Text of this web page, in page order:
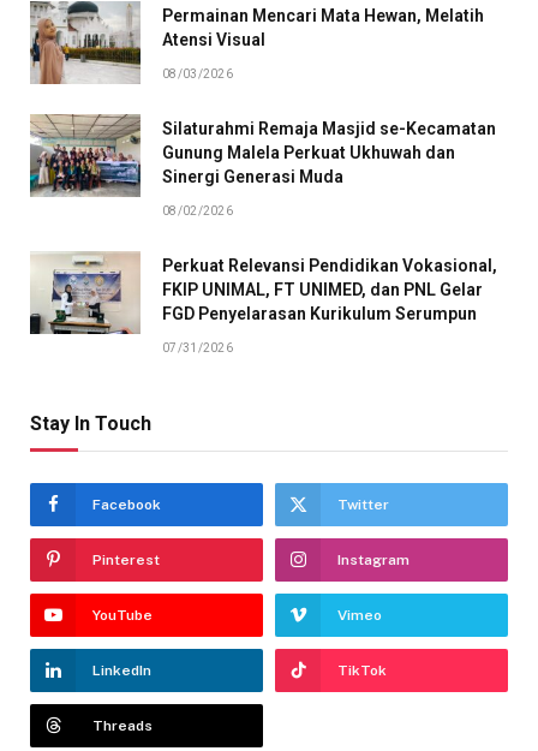
Permainan Mencari Mata Hewan, Melatih
Atensi Visual
08/03/2026
Silaturahmi Remaja Masjid se-Kecamatan
Gunung Malela Perkuat Ukhuwah dan
Sinergi Generasi Muda
08/02/2026
Perkuat Relevansi Pendidikan Vokasional,
FKIP UNIMAL, FT UNIMED, dan PNL Gelar
FGD Penyelarasan Kurikulum Serumpun
07/31/2026
Stay In Touch
Facebook Twitter
Pinterest Instagram
YouTube Vimeo
LinkedIn TikTok
Threads